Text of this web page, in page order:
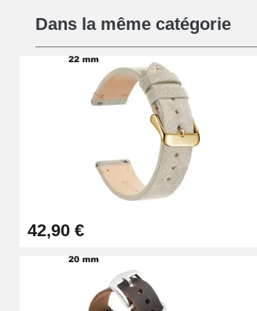
16,90 €
Pied à Coulisse
9,90 €
Pince à Poinçonner
57,42 €
Pince Trou pour
10,90 €
Dans la même catégorie
42,90 €